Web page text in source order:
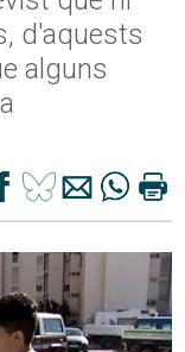
d'aquests
alguns